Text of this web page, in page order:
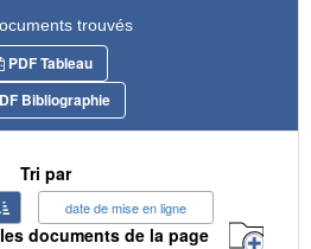
trouvés
PDF Tableau
Bibliographie
Tri par
date de mise en ligne
documents de la page